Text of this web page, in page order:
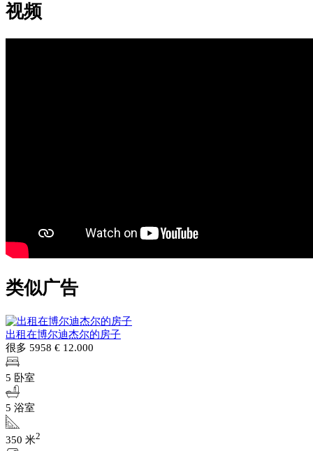
视频
类似广告
出租在博尔迪杰尔的房子
很多 5958 € 12.000
5 卧室
5 浴室
350 米2